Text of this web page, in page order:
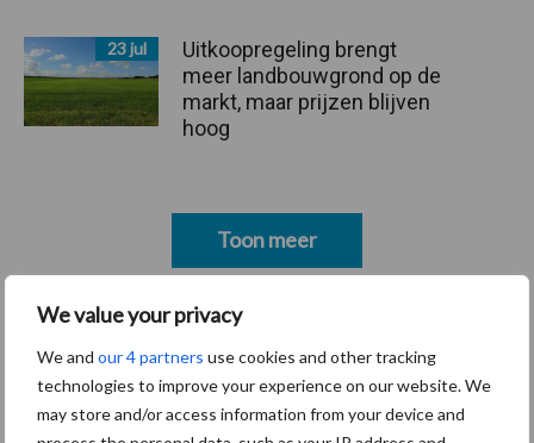
We value your privacy
We and our 4 partners use cookies and other tracking
technologies to improve your experience on our website. We
may store and/or access information from your device and
23 jul
Uitkoopregeling brengt
meer landbouwgrond op de
markt, maar prijzen blijven
hoog
Toon meer
Hoeveel hectare gras per koe?
De hoeveelheid benodigde grasland per koe verschilt per